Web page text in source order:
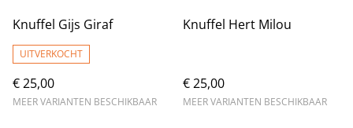
Knuffel Gijs Giraf
UITVERKOCHT
€ 25,00
MEER VARIANTEN BESCHIKBAAR
Knuffel Hert Milou
€ 25,00
MEER VARIANTEN BESCHIKBAAR